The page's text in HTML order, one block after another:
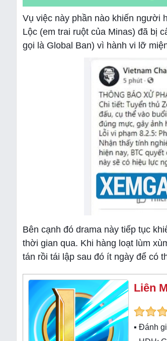
Vụ việc này phần nào khiến người
Lộc (em trai ruột của Minas) đã bị
gọi là Global Ban) vì hành vi lỡ
Bên cạnh đó drama này tiếp tục
thời gian qua. Khi hàng loạt lùm
tán rồi tái lập sau đó ít ngày để có
Liên
▪ Đánh